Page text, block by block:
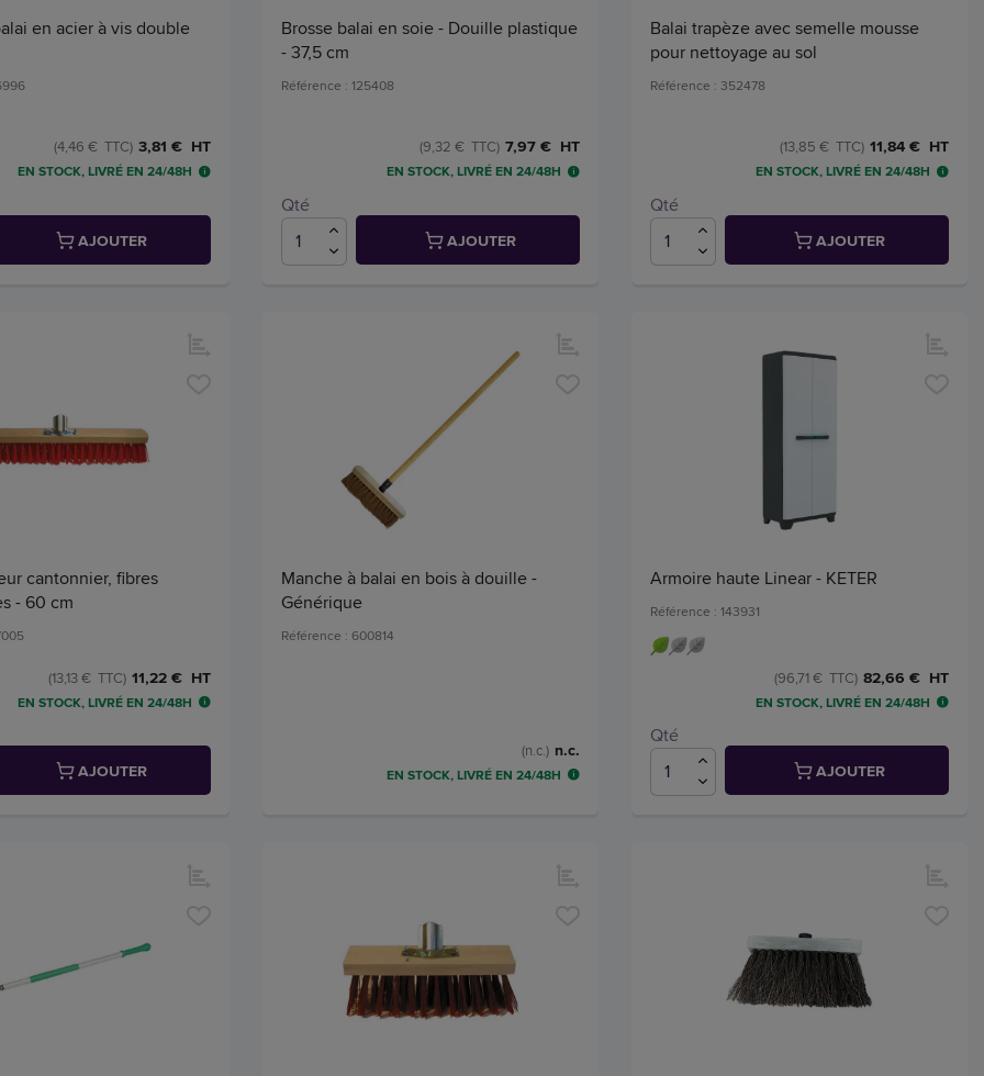
en acier à vis double
3,81 € HT
(4,46 € TTC)
EN STOCK, LIVRÉ EN 24/48H
AJOUTER
Brosse balai en soie - Douille plastique
- 37,5 cm
Référence : 125408
7,97 € HT
(9,32 € TTC)
EN STOCK, LIVRÉ EN 24/48H
Qté
AJOUTER
Balai trapèze avec semelle mousse
pour nettoyage au sol
Référence : 352478
11,84 € HT
(13,85 € TTC)
EN STOCK, LIVRÉ EN 24/48H
Qté
AJOUTER
cantonnier, fibres
- 60 cm
11,22 € HT
(13,13 € TTC)
EN STOCK, LIVRÉ EN 24/48H
AJOUTER
Manche à balai en bois à douille -
Générique
Référence : 600814
n.c.
(n.c.)
EN STOCK, LIVRÉ EN 24/48H
Armoire haute Linear - KETER
Référence : 143931
82,66 € HT
(96,71 € TTC)
EN STOCK, LIVRÉ EN 24/48H
Qté
AJOUTER